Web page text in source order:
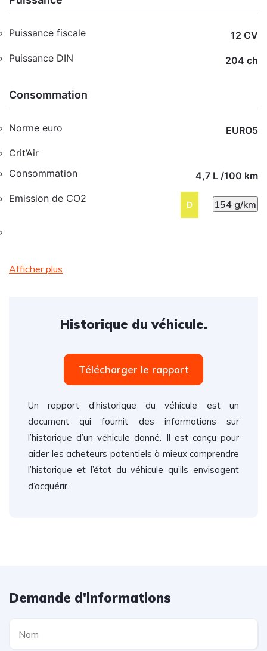
Puissance fiscale
12 CV
Puissance DIN
204 ch
Consommation
Norme euro
EURO5
Crit’Air
Consommation
4,7 L /100 km
Emission de CO2
D 154 g/km
Afficher plus
Historique du véhicule.
Télécharger le rapport
Un rapport d’historique du véhicule est un
document qui fournit des informations sur
l’historique d’un véhicule donné. Il est conçu pour
aider les acheteurs potentiels à mieux comprendre
l’historique et l’état du véhicule qu’ils envisagent
d’acquérir.
Demande d'informations